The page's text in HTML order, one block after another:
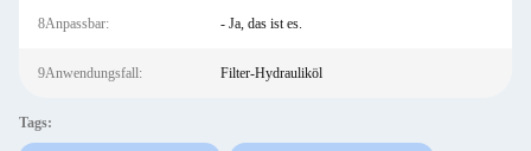
8Anpassbar: - Ja, das ist es.
9Anwendungsfall: Filter-Hydrauliköl
Tags: